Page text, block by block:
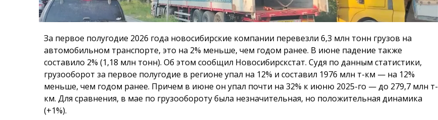
За первое полугодие 2026 года новосибирские компании перевезли 6,3 млн тонн грузов на
автомобильном транспорте, это на 2% меньше, чем годом ранее. В июне падение также
составило 2% (1,18 млн тонн). Об этом сообщил Новосибирскстат. Судя по данным статистики,
грузооборот за первое полугодие в регионе упал на 12% и составил 1976 млн т-км — на 12%
меньше, чем годом ранее. Причем в июне он упал почти на 32% к июню 2025-го — до 279,7 млн т-
км. Для сравнения, в мае по грузообороту была незначительная, но положительная динамика
(+1%).